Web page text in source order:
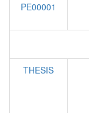
PE00001
THESIS